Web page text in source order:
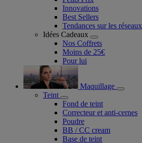
Innovations
Best Sellers
Tendances sur les réseaux
Idées Cadeaux
Nos Coffrets
Moins de 25€
Pour lui
Maquillage
Teint
Fond de teint
Correcteur et anti-cernes
Poudre
BB / CC cream
Base de teint